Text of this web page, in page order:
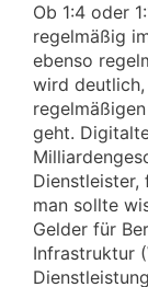
Ob 1:4 oder
regelmäßig
ebenso
wird
geht.
Dienstleister,
man sollte
Gelder für
Infrastruktur